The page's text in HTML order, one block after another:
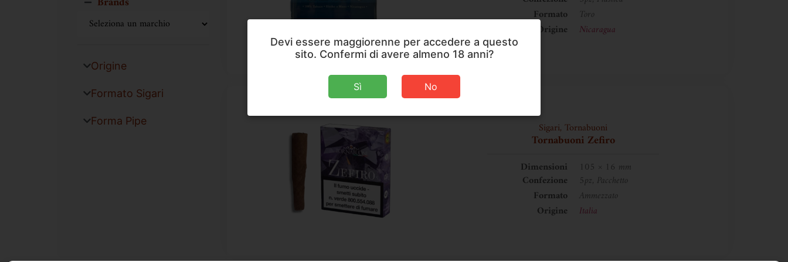
Origine
Formato Sigari
Forma Pipe
Formato
Toro
Origine
Nicaragua
Sigari, Tornabuoni
Tornabuoni Zefiro
Dimensioni
105 × 16 mm
Confezione
5pz, Pacchetto
Formato
Ammezzato
Origine
Italia
Devi essere maggiorenne per accedere a questo
sito. Confermi di avere almeno 18 anni?
Sì No